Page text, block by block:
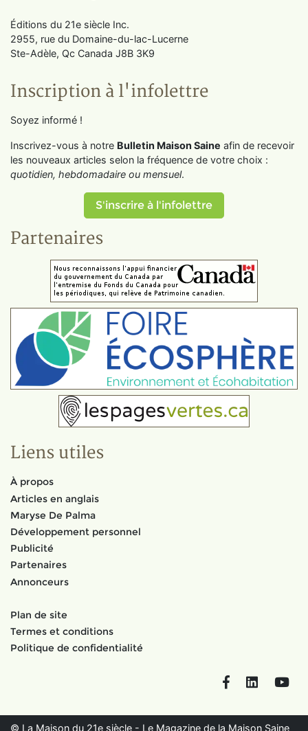
Éditions du 21e siècle Inc.
2955, rue du Domaine-du-lac-Lucerne
Ste-Adèle, Qc Canada J8B 3K9
Inscription à l'infolettre
Soyez informé !
Inscrivez-vous à notre Bulletin Maison Saine afin de recevoir
les nouveaux articles selon la fréquence de votre choix :
quotidien, hebdomadaire ou mensuel.
S'inscrire à l'infolettre
Partenaires
Liens utiles
À propos
Articles en anglais
Maryse De Palma
Développement personnel
Publicité
Partenaires
Annonceurs
Plan de site
Termes et conditions
Politique de confidentialité
FacebookLinkedIn
© La Maison du 21e siècle - Le Magazine de la Maison Saine